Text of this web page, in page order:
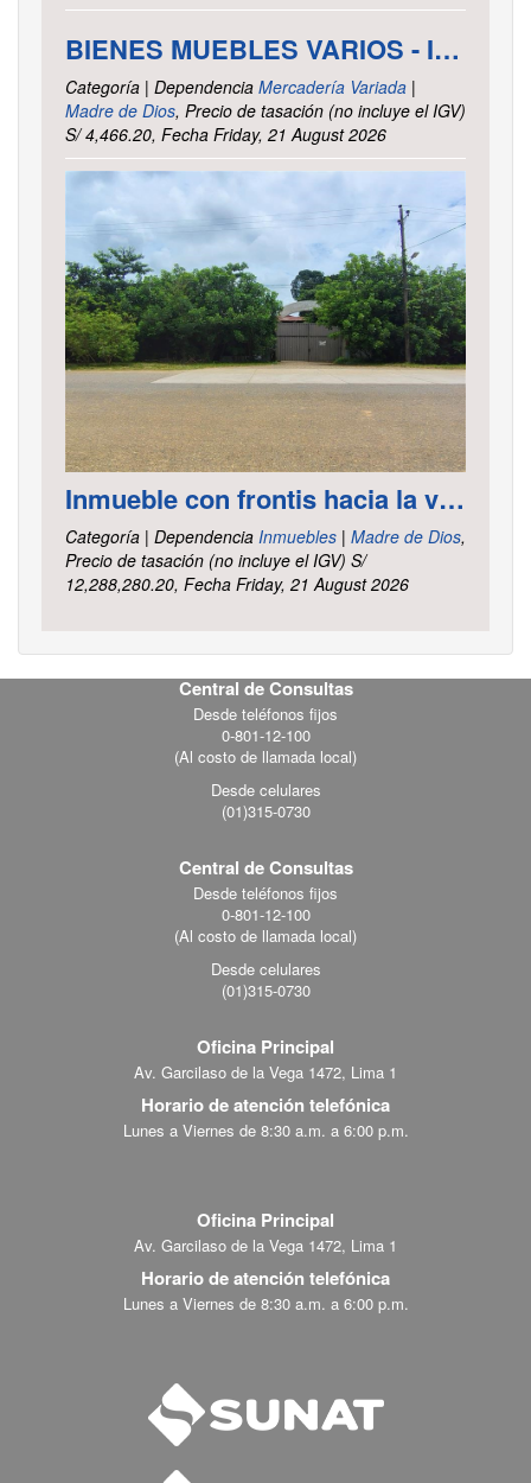
BIENES MUEBLES VARIOS - INTENDENCIA DE TRIBUTOS INTERNOS MADRE DE DIOS
Categoría | Dependencia Mercadería Variada |
Madre de Dios, Precio de tasación (no incluye el IGV)
S/ 4,466.20, Fecha Friday, 21 August 2026
Inmueble con frontis hacia la vía al aeropuerto, es un terreno de forma irregular, cuenta con carretera asfaltada ubicado en la Av. Elmer Faucett km. 6.400, área ha. 2.625 distrito Tambopata, provincia Tambopata y departamento Madre de Dios
Categoría | Dependencia Inmuebles | Madre de Dios,
Precio de tasación (no incluye el IGV) S/
12,288,280.20, Fecha Friday, 21 August 2026
Central de Consultas
Desde teléfonos fijos
0-801-12-100
(Al costo de llamada local)
Desde celulares
(01)315-0730
Central de Consultas
Desde teléfonos fijos
0-801-12-100
(Al costo de llamada local)
Desde celulares
(01)315-0730
Oficina Principal
Av. Garcilaso de la Vega 1472, Lima 1
Horario de atención telefónica
Lunes a Viernes de 8:30 a.m. a 6:00 p.m.
Oficina Principal
Av. Garcilaso de la Vega 1472, Lima 1
Horario de atención telefónica
Lunes a Viernes de 8:30 a.m. a 6:00 p.m.